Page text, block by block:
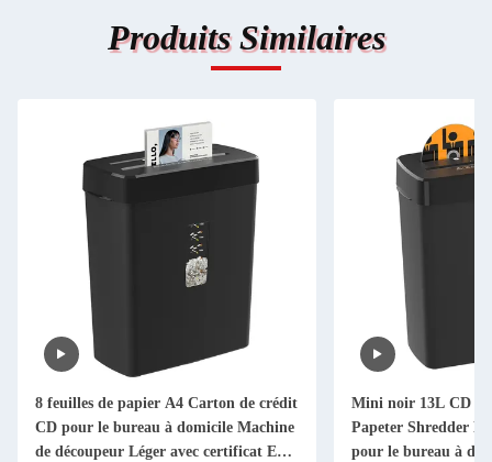
Produits Similaires
8 feuilles de papier A4 Carton de crédit
CD pour le bureau à domicile Machine
de découpeur Léger avec certificat ETL
Mini noir 13L CD
Papeter Shredder
pour le bureau à